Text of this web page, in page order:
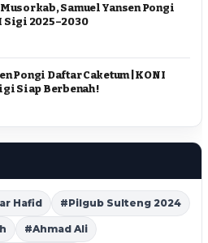
Samuel Yansen Pongi
Sigi 2025–2030
Pongi Daftar Caketum | KONI
Siap Berbenah !
Hafid #Pilgub Sulteng 2024
#Ahmad Ali